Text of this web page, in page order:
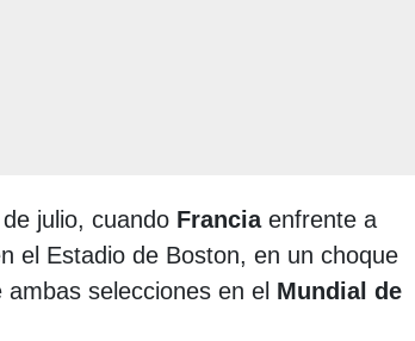
julio, cuando Francia enfrente a
el Estadio de Boston, en un choque
selecciones en el Mundial de